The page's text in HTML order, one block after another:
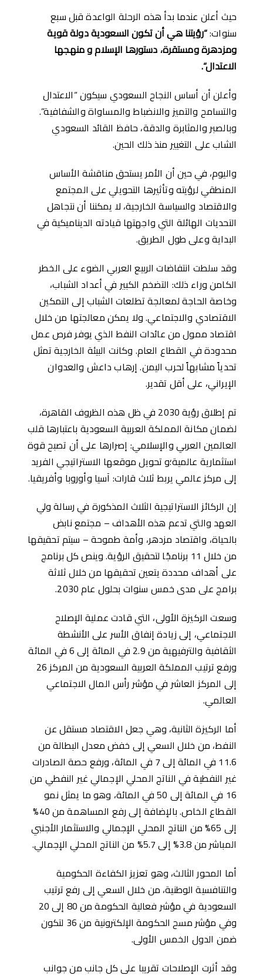
حيث أعلن عندما بدأ هذه الرحلة الواعدة قبل سبع
سنوات:“رؤيتنا هي أن تكون السعوديةدولةقوية
ومزدهرة ومستقرة، دستورها الإسلام و منهجها
الاعتدال“.
وأعلن أن أساس النجاح السعودي سيكون “الاعتدال
والتسامح والتميز والانضباط والمساواة والشفافية”.
وبالصبر والمثابرة والدقة، حافظ القائد السعودي
الشاب على التغيير منذ ذلك الحين.
واليوم، في حين أن الأمر يستحق مناقشة الأساس
المنطقي لرؤيته وتأثيرها التحويلي على المجتمع
والاقتصاد والسياسة الخارجية، لا يمكننا أن نتجاهل
التحديات الهائلة التي واجهتها قيادته الديناميكية في
البداية وعلى طول الطريق.
وقد سلطت انتفاضات الربيع العربي الضوء على الخطر
الكامن وراء ذلك: التضخم الكبير في أعداد الشباب،
وخاصة الحاجة لمعالجة تطلعات الشباب إلى التمكين
الاقتصادي والاجتماعي. ولا يمكن معالجتها من خلال
اقتصاد ممول من عائدات النفط الذي يوفر فرص عمل
محدودة في القطاع العام. وكانت البيئة الخارجية تمثل
تحدياً مشابهاً لحرب اليمن. إرهاب داعش والعدوان
الإيراني، على أقل تقدير.
تم إطلاق رؤية 2030 في ظل هذه الظروف القاهرة،
لضمان مكانة المملكة العربية السعودية باعتبارها قلب
العالمين العربي والإسلامي: إصرارها على أن تصبح قوة
استثمارية عالمية؛و تحويل موقعها الاستراتيجي الفريد
إلى مركز عالمي يربط ثلاث قارات: آسيا وأوروبا وأفريقيا.
إن الركائز الاستراتيجية الثلاث المذكورة في رسالة ولي
العهد والتي تدعم هذه الأهداف – مجتمع نابض
بالحياة، واقتصاد مزدهر، وأمة طموحة – سيتم تحقيقها
من خلال 11 برنامجًا لتحقيق الرؤية. وينص كل برنامج
على أهداف محددة يتعين تحقيقها من خلال ثلاثة
برامج على مدى خمس سنوات بحلول عام 2030.
وسعت الركيزة الأولى، التي قادت عملية الإصلاح
الاجتماعي، إلى زيادة إنفاق الأسر على الأنشطة
الثقافية والترفيهية من 2.9 في المائة إلى 6 في المائة
ورفع ترتيب المملكة العربية السعودية من المركز 26
إلى المركز العاشر في مؤشر رأس المال الاجتماعي
العالمي.
أما الركيزة الثانية، وهي جعل الاقتصاد مستقل عن
النفط، من خلال السعي إلى خفض معدل البطالة من
11.6 في المائة إلى 7 في المائة، ورفع حصة الصادرات
غير النفطية في الناتج المحلي الإجمالي غير النفطي من
16 في المائة إلى 50 في المائة، وهو ما يمثل نمو
القطاع الخاص. باﻹضافة إلى رفع المساهمة من 40%
إلى 65% من الناتج المحلي الإجمالي والاستثمار الأجنبي
المباشر من 3.8% إلى 5.7% من الناتج المحلي الإجمالي.
أما المحور الثالث، وهو تعزيز الكفاءة الحكومية
والتنافسية الوطنية، من خلال السعي إلى رفع ترتيب
السعودية في مؤشر فعالية الحكومة من 80 إلى 20
وفي مؤشر مسح الحكومة الإلكترونية من 36 لتكون
ضمن الدول الخمس الأولى.
وقد أثرت الإصلاحات تقريبا على كل جانب من جوانب